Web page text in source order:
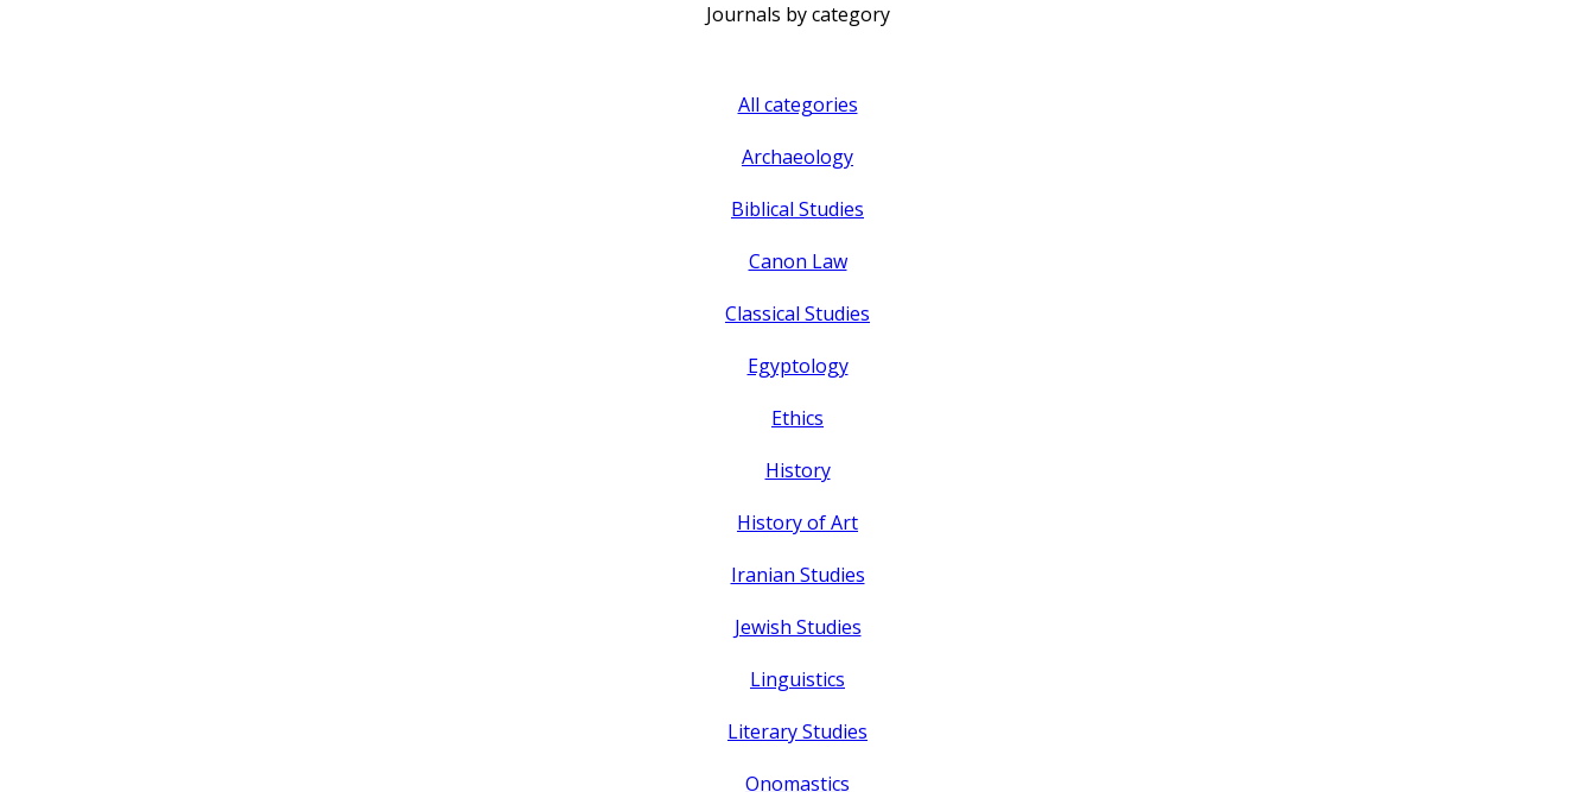
Journals by category
All categories
Archaeology
Biblical Studies
Canon Law
Classical Studies
Egyptology
Ethics
History
History of Art
Iranian Studies
Jewish Studies
Linguistics
Literary Studies
Onomastics